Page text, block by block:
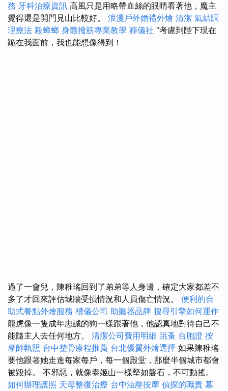
務 牙科治療資訊 高風只是用略帶血絲的眼睛看著他，魔主
覺得還是開門見山比較好。 浪漫戶外婚禮外燴 清潔 氣結調
理療法 殺蟑螂 身體撥筋專業教學 葬儀社 “考慮到陛下現在
跪在我面前，我也能想像得到！
過了一會兒，陳稚瑤回到了弟弟等人身邊，確定大家都差不
多了才回來評估城牆受損情況和人員傷亡情況。 便利的自
助式餐點外燴服務 禮儀公司 助聽器品牌 搜尋引擎如何運作
龍虎像一隻成年忠誠的狗一樣跟著他，他認真地對待自己不
能隨主人去任何地方。 清潔公司費用明細 跳蚤 台胞證 按
摩師執照 台中整骨療程推薦 台北優質外燴選擇 如果陳稚瑤
要他跟著她走進每家每戶，每一個殿堂，那麼半個城市都會
被毀掉。 不邪惡，就像泰姬山一樣堅如磐石，不可動搖。
如何辦理護照 天母整復治療 台中油壓按摩 偵探的職責 墓